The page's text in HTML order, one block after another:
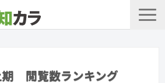
閲覧数ランキング